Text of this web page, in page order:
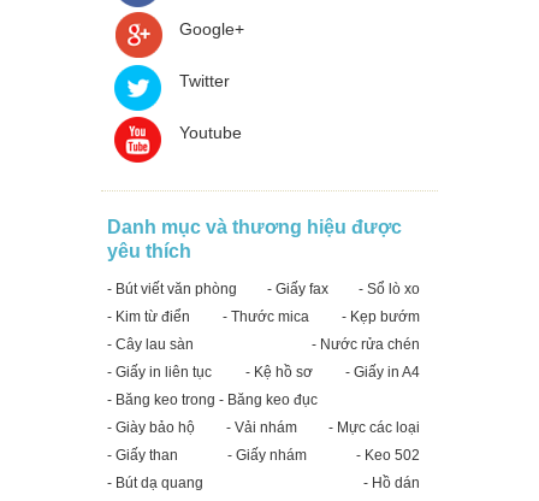
Google+
Twitter
Youtube
Danh mục và thương hiệu được
yêu thích
- Bút viết văn phòng - Giấy fax
- Sổ lò xo
- Kim từ điển
- Thước mica
- Kẹp bướm
- Cây lau sàn
- Nước rửa chén
- Giấy in liên tục
- Kệ hồ sơ
- Giấy in A4
- Băng keo trong - Băng keo đục
- Giày bảo hộ
- Vải nhám
- Mực các loại
- Giấy than
- Giấy nhám
- Keo 502
- Bút dạ quang
- Hồ dán